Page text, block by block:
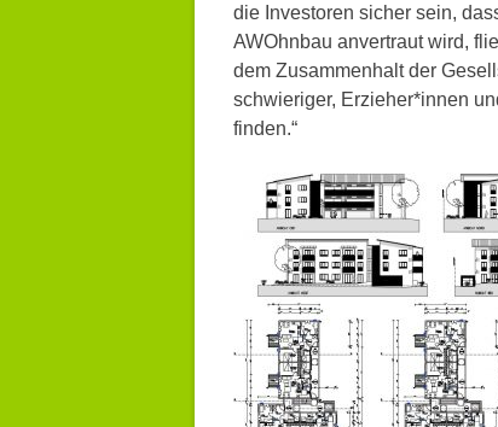
die Investoren sicher sein,
AWOhnbau anvertraut wird,
dem Zusammenhalt der
schwieriger, Erzieher*innen
finden.“